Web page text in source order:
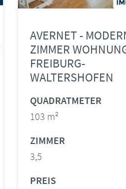
AVERNET -
ZIMMER
FREIBURG-
WALTERSHOFEN
QUADRATMETER
103 m²
ZIMMER
3,5
PREIS